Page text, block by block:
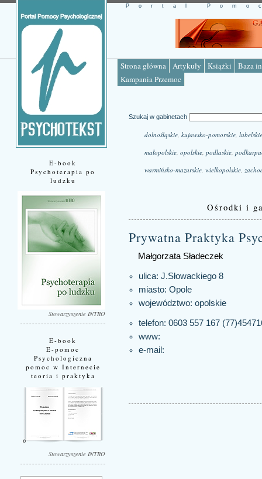
Strona główna Artykuły Książki
Baza
Kampania Przemoc
Portal
E-book
Psychoterapia po
ludzku
Stowarzyszenie INTRO
E-book
E-pomoc
Psychologiczna
pomoc w Internecie
teoria i praktyka
Stowarzyszenie INTRO
Szukaj w gabinetach
dolnośląskie, kujawsko-pomorskie, lubelskie
małopolskie, opolskie, podlaskie,
warmińsko-mazurskie, wielkopolskie,
Ośrodki i
Prywatna Praktyka
Małgorzata Sładeczek
ulica: J.Słowackiego 8
miasto: Opole
województwo: opolskie
telefon: 0603 557 167
www:
e-mail: